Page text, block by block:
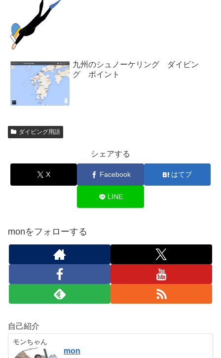
九州のシュノーケリング ダイビン
グ ポイント
ダイビング用語
シェアする
X Facebook はてブ
LINE
monをフォローする
自己紹介
モンちゃん
mon